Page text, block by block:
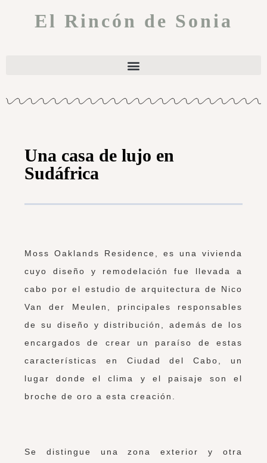
El Rincón de Sonia
Una casa de lujo en
Sudáfrica
Moss Oaklands Residence, es una vivienda
cuyo diseño y remodelación fue llevada a
cabo por el estudio de arquitectura de Nico
Van der Meulen, principales responsables
de su diseño y distribución, además de los
encargados de crear un paraíso de estas
características en Ciudad del Cabo, un
lugar donde el clima y el paisaje son el
broche de oro a esta creación.
Se distingue una zona exterior y otra